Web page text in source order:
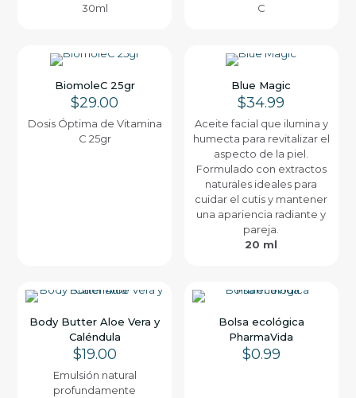
30ml
C
BiomoleC 25gr
$29.00
Dosis Óptima de Vitamina
C 25gr
Blue Magic
$34.99
Aceite facial que ilumina y
humecta para revitalizar el
aspecto de la piel.
Formulado con extractos
naturales ideales para
cuidar el cutis y mantener
una apariencia radiante y
pareja.
20 ml
Body Butter Aloe Vera y
Caléndula
$19.00
Emulsión natural
profundamente
Bolsa ecológica
PharmaVida
$0.99